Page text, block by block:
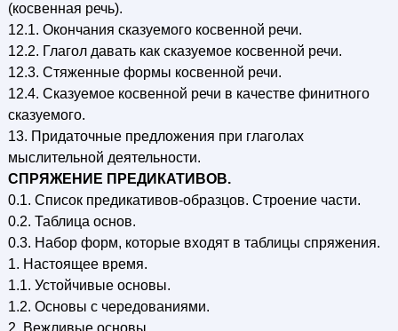
(косвенная речь).
12.1. Окончания сказуемого косвенной речи.
12.2. Глагол давать как сказуемое косвенной речи.
12.3. Стяженные формы косвенной речи.
12.4. Сказуемое косвенной речи в качестве финитного
сказуемого.
13. Придаточные предложения при глаголах
мыслительной деятельности.
СПРЯЖЕНИЕ ПРЕДИКАТИВОВ.
0.1. Список предикативов-образцов. Строение части.
0.2. Таблица основ.
0.3. Набор форм, которые входят в таблицы спряжения.
1. Настоящее время.
1.1. Устойчивые основы.
1.2. Основы с чередованиями.
2. Вежливые основы.